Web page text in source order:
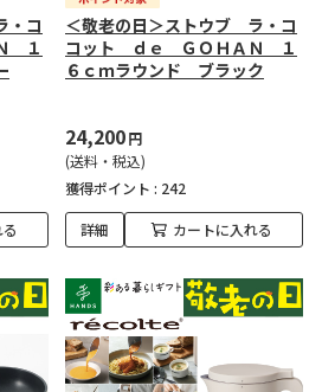
・コ
１
＜敬老の日＞ストウブ ラ・コ
コット ｄｅ ＧＯＨＡＮ １
６ｃｍラウンド ブラック
24,200円
(送料・税込)
獲得ポイント : 242
詳細 カートに入れる